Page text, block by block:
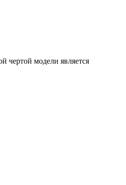
чертой модели является